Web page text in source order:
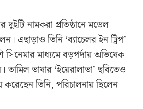
দুইটি নামকরা প্রতিষ্ঠানে মডেল
এছাড়াও তিনি ‘ব্যাচেলর ইন ট্রিপ’
সিনেমার মাধ্যমে বড়পর্দায় অভিষেক
তামিল ভাষার ‘ইয়েরালাভা’ ছবিতেও
করেছেন তিনি, পরিচালনায় ছিলেন